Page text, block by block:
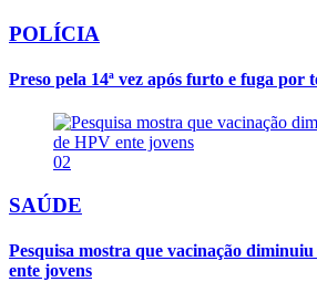
POLÍCIA
Preso pela 14ª vez após furto e fuga por
02
SAÚDE
Pesquisa mostra que vacinação
ente jovens